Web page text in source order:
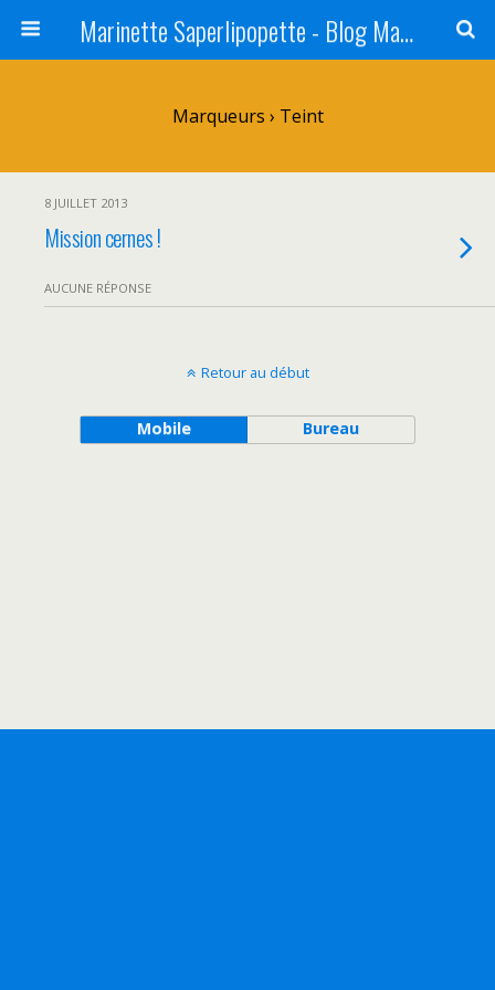
Marinette Saperlipopette - Blog Maman Angers Lifestyle - Ex Expat Montréal
Marqueurs › Teint
8 JUILLET 2013
Mission cernes !
AUCUNE RÉPONSE
Retour au début
Mobile Bureau